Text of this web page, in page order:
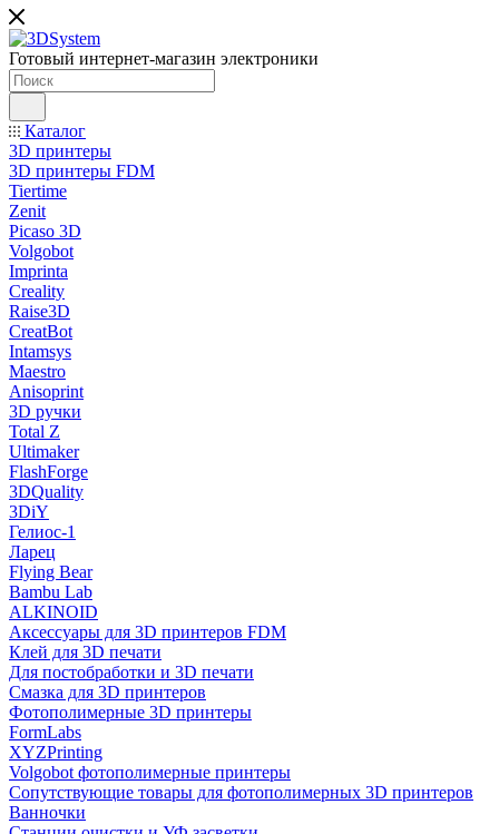
Готовый интернет-магазин электроники
Каталог
3D принтеры
3D принтеры FDM
Tiertime
Zenit
Picaso 3D
Volgobot
Imprinta
Creality
Raise3D
CreatBot
Intamsys
Maestro
Anisoprint
3D ручки
Total Z
Ultimaker
FlashForge
3DQuality
3DiY
Гелиос-1
Ларец
Flying Bear
Bambu Lab
ALKINOID
Аксессуары для 3D принтеров FDM
Клей для 3D печати
Для постобработки и 3D печати
Смазка для 3D принтеров
Фотополимерные 3D принтеры
FormLabs
XYZPrinting
Volgobot фотополимерные принтеры
Сопутствующие товары для фотополимерных 3D принтеров
Ванночки